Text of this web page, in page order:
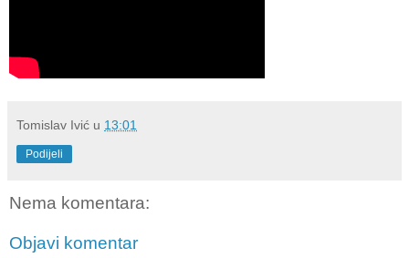
Tomislav Ivić u 13:01
Podijeli
Nema komentara:
Objavi komentar